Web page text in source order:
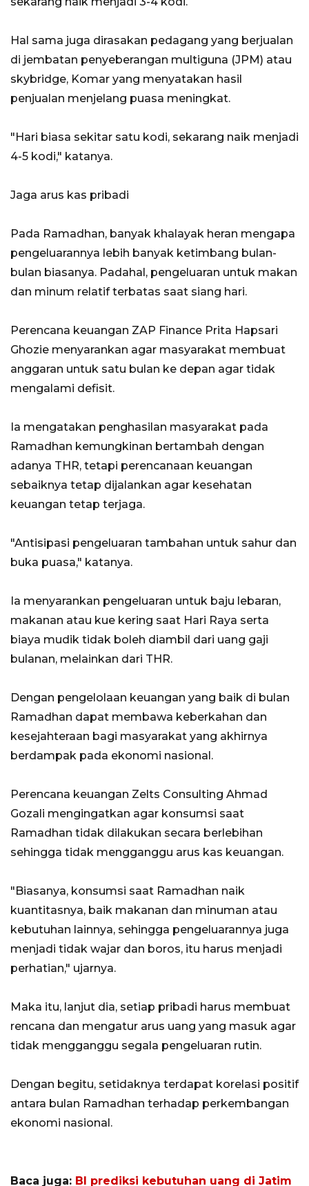
Hal sama juga dirasakan pedagang yang berjualan
di jembatan penyeberangan multiguna (JPM) atau
skybridge, Komar yang menyatakan hasil
penjualan menjelang puasa meningkat.
"Hari biasa sekitar satu kodi, sekarang naik menjadi
4-5 kodi," katanya.
Jaga arus kas pribadi
Pada Ramadhan, banyak khalayak heran mengapa
pengeluarannya lebih banyak ketimbang bulan-
bulan biasanya. Padahal, pengeluaran untuk makan
dan minum relatif terbatas saat siang hari.
Perencana keuangan ZAP Finance Prita Hapsari
Ghozie menyarankan agar masyarakat membuat
anggaran untuk satu bulan ke depan agar tidak
mengalami defisit.
Ia mengatakan penghasilan masyarakat pada
Ramadhan kemungkinan bertambah dengan
adanya THR, tetapi perencanaan keuangan
sebaiknya tetap dijalankan agar kesehatan
keuangan tetap terjaga.
"Antisipasi pengeluaran tambahan untuk sahur dan
buka puasa," katanya.
Ia menyarankan pengeluaran untuk baju lebaran,
makanan atau kue kering saat Hari Raya serta
biaya mudik tidak boleh diambil dari uang gaji
bulanan, melainkan dari THR.
Dengan pengelolaan keuangan yang baik di bulan
Ramadhan dapat membawa keberkahan dan
kesejahteraan bagi masyarakat yang akhirnya
berdampak pada ekonomi nasional.
Perencana keuangan Zelts Consulting Ahmad
Gozali mengingatkan agar konsumsi saat
Ramadhan tidak dilakukan secara berlebihan
sehingga tidak mengganggu arus kas keuangan.
"Biasanya, konsumsi saat Ramadhan naik
kuantitasnya, baik makanan dan minuman atau
kebutuhan lainnya, sehingga pengeluarannya juga
menjadi tidak wajar dan boros, itu harus menjadi
perhatian," ujarnya.
Maka itu, lanjut dia, setiap pribadi harus membuat
rencana dan mengatur arus uang yang masuk agar
tidak mengganggu segala pengeluaran rutin.
Dengan begitu, setidaknya terdapat korelasi positif
antara bulan Ramadhan terhadap perkembangan
ekonomi nasional.
Baca juga: BI prediksi kebutuhan uang di Jatim